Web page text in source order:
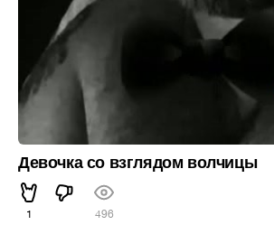
Девочка со взглядом волчицы
1 496